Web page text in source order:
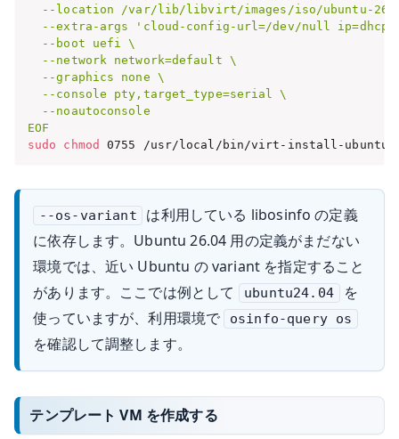
--location /var/lib/libvirt/images/iso/ubuntu-
--extra-args 'cloud-config-url=/dev/null
  --boot uefi \
  --network network=default \
  --graphics none \
  --console pty,target_type=serial \
  --noautoconsole
EOF
sudo
chmod 0755 /usr/local/bin/virt-install-ubuntu-
--os-variant
は利用している libosinfo の定義
に依存します。Ubuntu 26.04 用の定義がまだない
環境では、近い Ubuntu の variant を指定すること
があります。ここでは例として
ubuntu24.04
を
使っていますが、利用環境で
osinfo-query os
を確認して調整します。
テンプレート VM を作成する